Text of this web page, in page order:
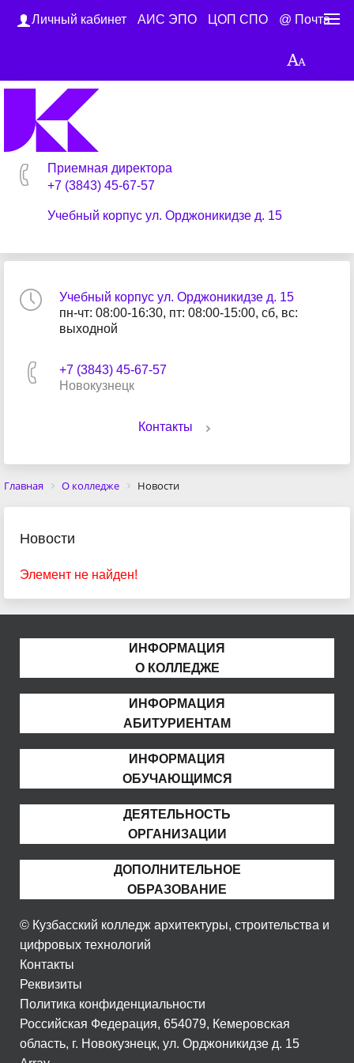
Личный кабинет АИС ЭПО ЦОП СПО @ Почта
Приемная директора
+7 (3843) 45-67-57
Учебный корпус ул. Орджоникидзе д. 15
Учебный корпус ул. Орджоникидзе д. 15
пн-чт: 08:00-16:30, пт: 08:00-15:00, сб, вс:
выходной
+7 (3843) 45-67-57
Новокузнецк
Контакты
Главная О колледже Новости
Новости
Элемент не найден!
ИНФОРМАЦИЯ
О КОЛЛЕДЖЕ
ИНФОРМАЦИЯ
АБИТУРИЕНТАМ
ИНФОРМАЦИЯ
ОБУЧАЮЩИМСЯ
ДЕЯТЕЛЬНОСТЬ
ОРГАНИЗАЦИИ
ДОПОЛНИТЕЛЬНОЕ
ОБРАЗОВАНИЕ
© Кузбасский колледж архитектуры, строительства и
цифровых технологий
Контакты
Реквизиты
Политика конфиденциальности
Российская Федерация, 654079, Кемеровская
область, г. Новокузнецк, ул. Орджоникидзе д. 15